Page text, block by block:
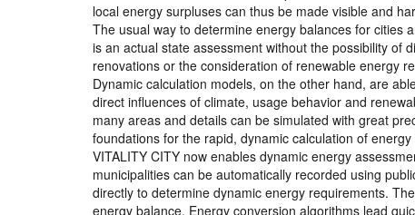
local energy surpluses can thus be made visible and
The usual way to determine energy balances for cities
is an actual state assessment without the possibility of
renovations or the consideration of renewable energy
Dynamic calculation models, on the other hand, are
direct influences of climate, usage behavior and
many areas and details can be simulated with great
foundations for the rapid, dynamic calculation of
VITALITY CITY now enables dynamic energy
municipalities can be automatically recorded using
directly to determine dynamic energy requirements.
energy balance. Energy conversion algorithms lead